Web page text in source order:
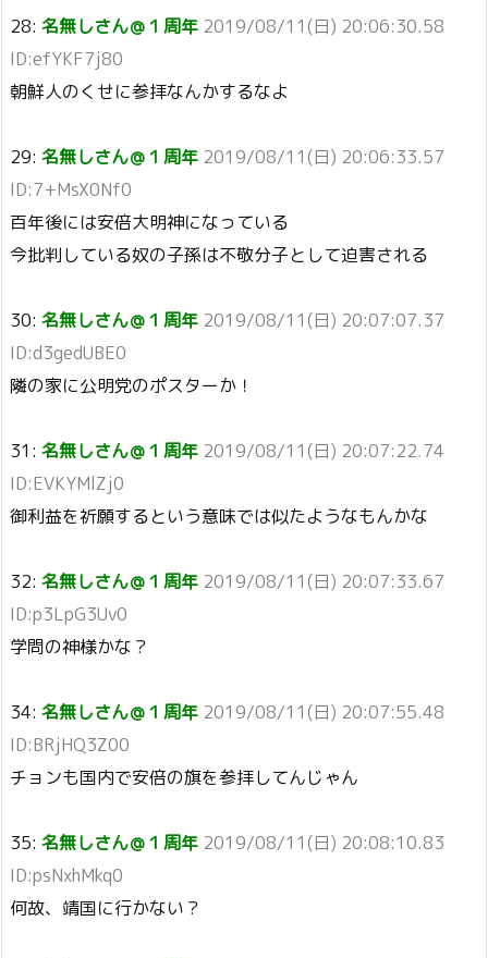
28: 名無しさん＠１周年 2019/08/11(日) 20:06:30.58
ID:efYKF7j80
朝鮮人のくせに参拝なんかするなよ
29: 名無しさん＠１周年 2019/08/11(日) 20:06:33.57
ID:7+MsX0Nf0
百年後には安倍大明神になっている
今批判している奴の子孫は不敬分子として迫害される
30: 名無しさん＠１周年 2019/08/11(日) 20:07:07.37
ID:d3gedUBE0
隣の家に公明党のポスターか！
31: 名無しさん＠１周年 2019/08/11(日) 20:07:22.74
ID:EVKYMlZj0
御利益を祈願するという意味では似たようなもんかな
32: 名無しさん＠１周年 2019/08/11(日) 20:07:33.67
ID:p3LpG3Uv0
学問の神様かな？
34: 名無しさん＠１周年 2019/08/11(日) 20:07:55.48
ID:BRjHQ3Z00
チョンも国内で安倍の旗を参拝してんじゃん
35: 名無しさん＠１周年 2019/08/11(日) 20:08:10.83
ID:psNxhMkq0
何故、靖国に行かない？